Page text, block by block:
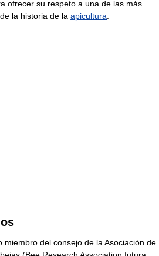
ofrecer su respeto a una de las más
la historia de la apicultura
miembro del consejo de la Asociación de